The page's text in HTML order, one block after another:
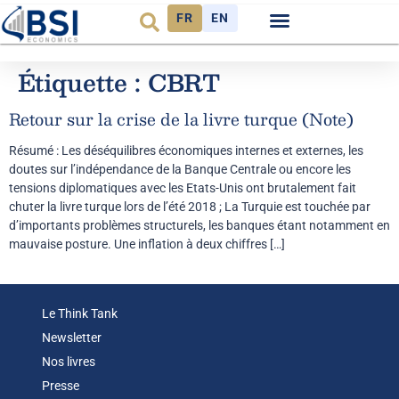
FR EN
Étiquette : CBRT
Retour sur la crise de la livre turque (Note)
Résumé : Les déséquilibres économiques internes et externes, les
doutes sur l’indépendance de la Banque Centrale ou encore les
tensions diplomatiques avec les Etats-Unis ont brutalement fait
chuter la livre turque lors de l’été 2018 ; La Turquie est touchée par
d’importants problèmes structurels, les banques étant notamment en
mauvaise posture. Une inflation à deux chiffres […]
Le Think Tank
Newsletter
Nos livres
Presse